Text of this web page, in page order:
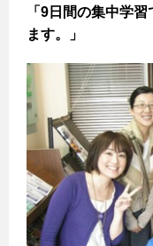
「9日間の集中学
ます。」